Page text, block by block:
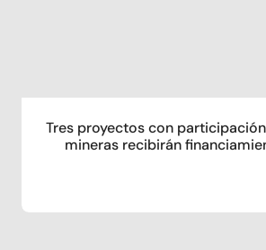
Tres proyectos con
mineras recibirán